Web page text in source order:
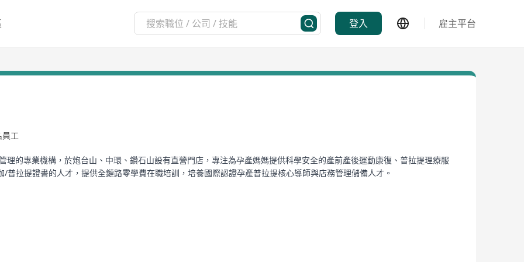
登入 雇主平台
工
的專業機構，於炮台山、中環、鑽石山設有直營門店，專注為孕產媽媽提供科學安全的產前產後運動康復、普拉提理療服